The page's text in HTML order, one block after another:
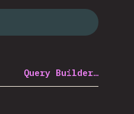
Query Builder…